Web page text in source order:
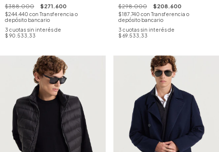
$388.000 $271.600
$244.440 con Transferencia o
depósito bancario
3 cuotas sin interés de
$ 90.533,33
$298.000 $208.600
$187.740 con Transferencia o
depósito bancario
3 cuotas sin interés de
$ 69.533,33